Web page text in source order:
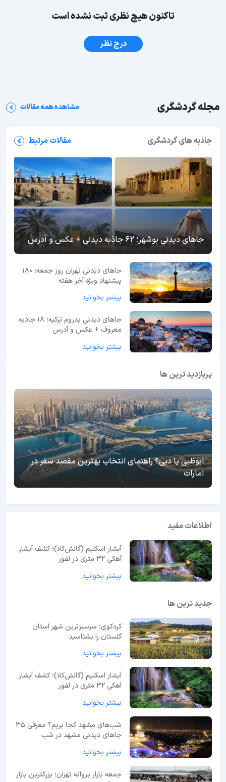
تاکنون هیچ نظری ثبت نشده است
درج نظر
مجله گردشگری مشاهده همه مقالات
جاذبه های گردشگری مقالات مرتبط
جاهای دیدنی بوشهر؛ 62 جاذبه دیدنی + عکس و آدرس
جاهای دیدنی تهران روز جمعه؛ 180
پیشنهاد ویژه آخر هفته
بیشتر بخوانید
جاهای دیدنی بدروم ترکیه؛ 18 جاذبه
معروف + عکس و آدرس
بیشتر بخوانید
پربازدید ترین ها
ابوظبی یا دبی؟ راهنمای انتخاب بهترین مقصد سفر در
امارات
اطلاعات مفید
آبشار اسکلیم (گالش‌کلا)؛ کشف آبشار
آهکی ۳۲ متری در لفور
بیشتر بخوانید
جدید ترین ها
کردکوی؛ سرسبزترین شهر استان
گلستان را بشناسید
بیشتر بخوانید
آبشار اسکلیم (گالش‌کلا)؛ کشف آبشار
آهکی ۳۲ متری در لفور
بیشتر بخوانید
شب‌های مشهد کجا بریم؟ معرفی 35
جاهای دیدنی مشهد در شب
بیشتر بخوانید
جمعه بازار پروانه تهران؛ بزرگترین بازار